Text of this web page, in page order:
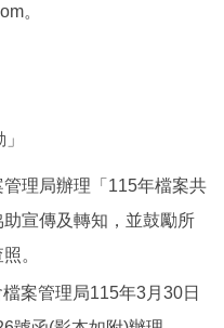
。
理局辦理「115年檔案共
宣傳及轉知，並鼓勵所
。
案管理局115年3月30日